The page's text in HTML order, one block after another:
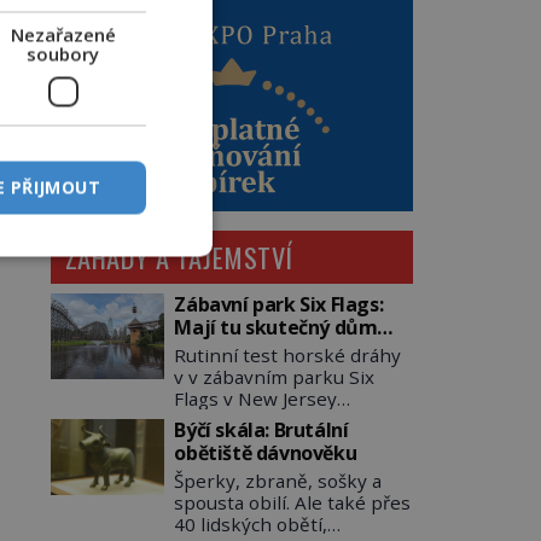
ZÁHADY A TAJEMSTVÍ
Zábavní park Six Flags:
Mají tu skutečný dům
hrůzy!
Rutinní test horské dráhy
v v zábavním parku Six
Flags v New Jersey
dopadne 16. srpna 1981
katastrofou. 20letý technik
Scott Tyler se zřítí na zem!
Zranění jsou neslučitelná
se životem. „Nepoužil
bezpečnostní zábranu,“
Býčí skála: Brutální
obětiště dávnověku
Šperky, zbraně, sošky a
spousta obilí. Ale také přes
40 lidských obětí,
Nezařazené
soubory
PŘIJMOUT